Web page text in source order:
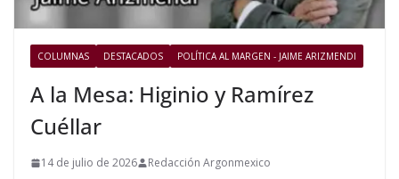
COLUMNAS DESTACADOS POLÍTICA AL MARGEN - JAIME ARIZMENDI
A la Mesa: Higinio y Ramírez
Cuéllar
14 de julio de 2026 Redacción Argonmexico